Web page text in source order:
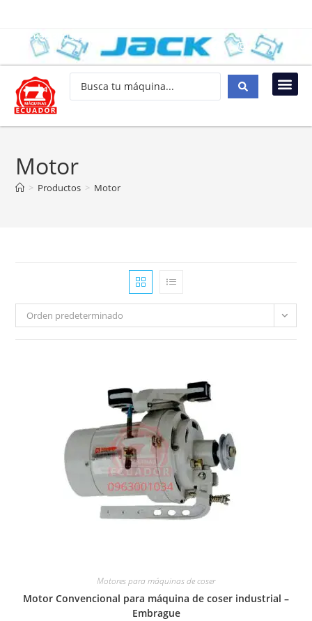
096 300 1034
Motor
> Productos > Motor
Orden predeterminado
Motores para máquinas de coser
Motor Convencional para máquina de coser industrial –
Embrague